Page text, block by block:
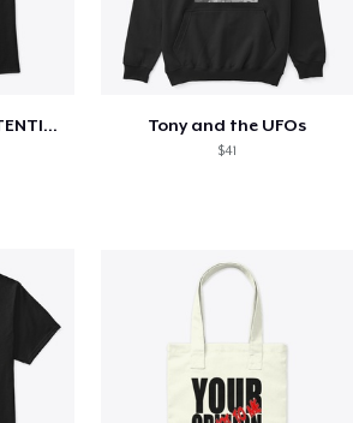
Current Mood: EXISTENTIAL CRISIS Tony and the UFOs
$41